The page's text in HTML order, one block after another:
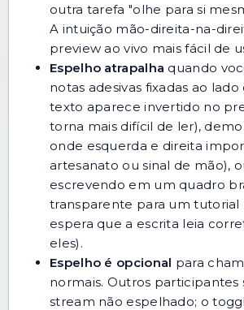
outra tarefa "olhe para si
A intuição mão-direita-na-
preview ao vivo mais fácil de
Espelho atrapalha quando
notas adesivas fixadas ao
texto aparece invertido no
torna mais difícil de ler),
onde esquerda e direita
artesanato ou sinal de mão),
escrevendo em um quadro
transparente para um tutorial
espera que a escrita leia
eles).
Espelho é opcional para
normais. Outros
stream não espelhado; o